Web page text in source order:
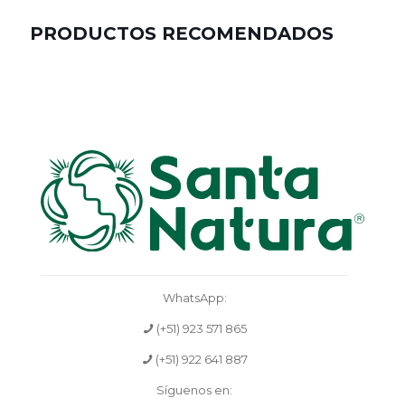
PRODUCTOS RECOMENDADOS
WhatsApp:
(+51) 923 571 865
(+51) 922 641 887
Síguenos en: